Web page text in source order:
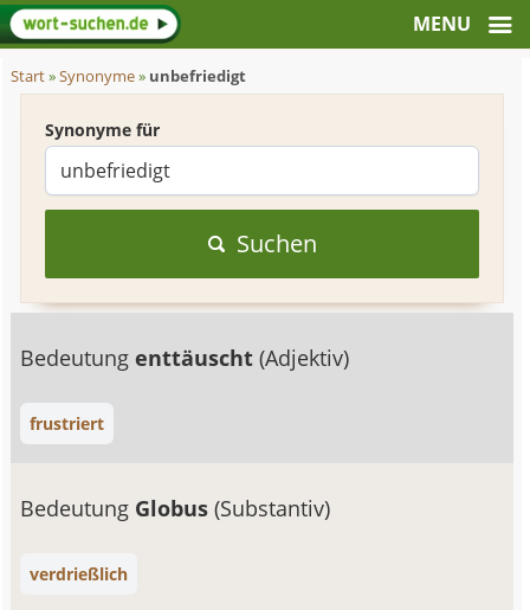
Start»Synonyme» unbefriedigt
Synonyme für
Suchen
Bedeutungenttäuscht(Adjektiv)
frustriert
Bedeutung Globus(Substantiv)
verdrießlich